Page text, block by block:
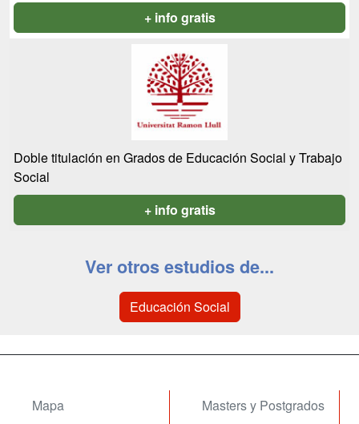
+ info gratis
Doble titulación en Grados de Educación Social y Trabajo
Social
+ info gratis
Ver otros estudios de...
Educación Social
Mapa
Masters y Postgrados